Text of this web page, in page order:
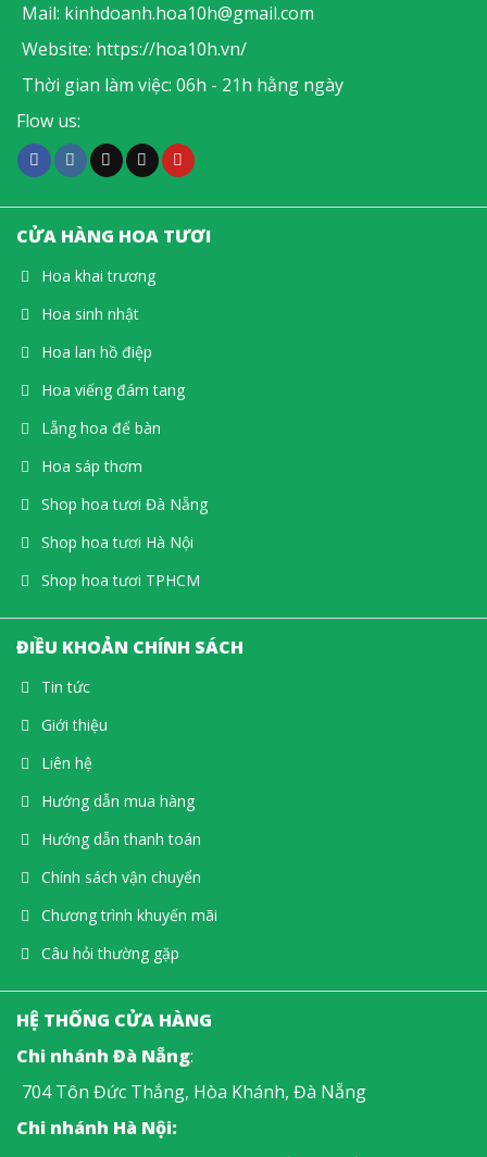
Mail: kinhdoanh.hoa10h@gmail.com
Website: https://hoa10h.vn/
Thời gian làm việc: 06h - 21h hằng ngày
Flow us:
CỬA HÀNG HOA TƯƠI
Hoa khai trương
Hoa sinh nhật
Hoa lan hồ điệp
Hoa viếng đám tang
Lẵng hoa để bàn
Hoa sáp thơm
Shop hoa tươi Đà Nẵng
Shop hoa tươi Hà Nội
Shop hoa tươi TPHCM
ĐIỀU KHOẢN CHÍNH SÁCH
Tin tức
Giới thiệu
Liên hệ
Hướng dẫn mua hàng
Hướng dẫn thanh toán
Chính sách vận chuyển
Chương trình khuyến mãi
Câu hỏi thường gặp
HỆ THỐNG CỬA HÀNG
Chi nhánh Đà Nẵng:
704 Tôn Đức Thắng, Hòa Khánh, Đà Nẵng
Chi nhánh Hà Nội: